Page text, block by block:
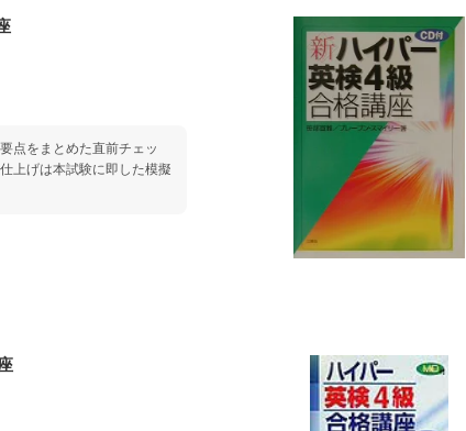
点をまとめた直前チェッ
上げは本試験に即した模擬